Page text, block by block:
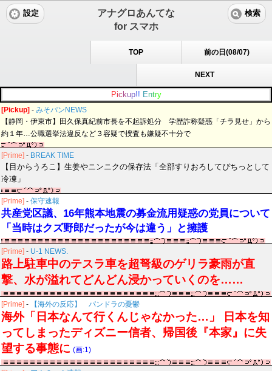
アナグロあんてな
for スマホ
設定 検索
TOP 前の日(08/07)
NEXT
Pic kup!! Entry
[Pickup] - みそパンNEWS
【静岡・伊東市】田久保真紀前市長を不起訴処分 学歴詐称疑惑「チラ見せ」から
約１年…公職選挙法違反など３容疑で捜査も嫌疑不十分で
[Prime] - BREAK TIME
【目からうろこ】生姜やニンニクの保存法「全部すりおろしてぴちっとして
冷凍」
[Prime] - 保守速報
共産党区議、16年熊本地震の募金流用疑惑の党員について
「当時はクズ野郎だったが今は違う」と擁護
[Prime] - U-1 NEWS.
路上駐車中のテスラ車を超弩級のゲリラ豪雨が直
撃、水が溢れてどんどん浸かっていくのを……
[Prime] - 【海外の反応】 パンドラの憂鬱
海外「日本なんて行くんじゃなかった…」 日本を知
ってしまったディズニー信者、帰国後『本家』に失
望する事態に (画:1)